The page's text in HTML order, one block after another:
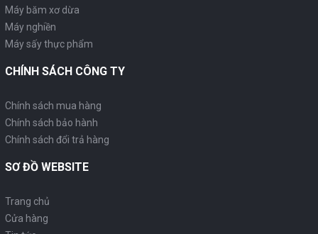
Máy băm xơ dừa
Máy nghiền
Máy sấy thực phẩm
CHÍNH SÁCH CÔNG TY
Chính sách mua hàng
Chính sách bảo hành
Chính sách đổi trả hàng
SƠ ĐỒ WEBSITE
Trang chủ
Cửa hàng